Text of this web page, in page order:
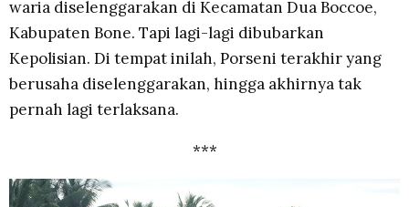
waria diselenggarakan di Kecamatan Dua Boccoe,
Kabupaten Bone. Tapi lagi-lagi dibubarkan
Kepolisian. Di tempat inilah, Porseni terakhir yang
berusaha diselenggarakan, hingga akhirnya tak
pernah lagi terlaksana.
***